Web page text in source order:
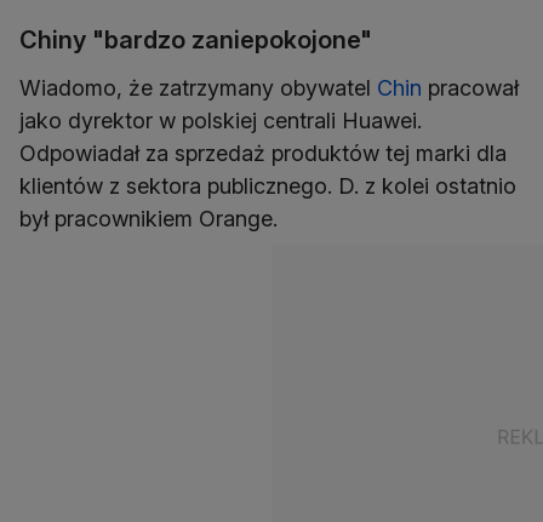
Chiny "bardzo zaniepokojone"
Wiadomo, że zatrzymany obywatel Chin pracował
jako dyrektor w polskiej centrali Huawei.
Odpowiadał za sprzedaż produktów tej marki dla
klientów z sektora publicznego. D. z kolei ostatnio
był pracownikiem Orange.